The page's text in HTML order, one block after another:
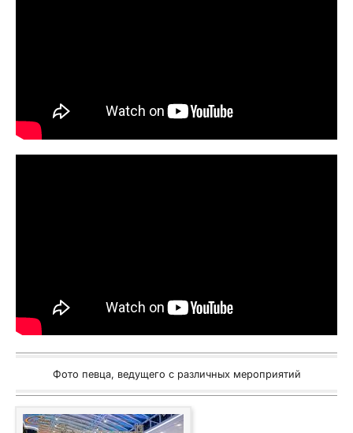
Фото певца, ведущего с различных мероприятий